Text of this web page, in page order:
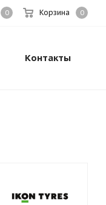
0 Корзина 0
Контакты